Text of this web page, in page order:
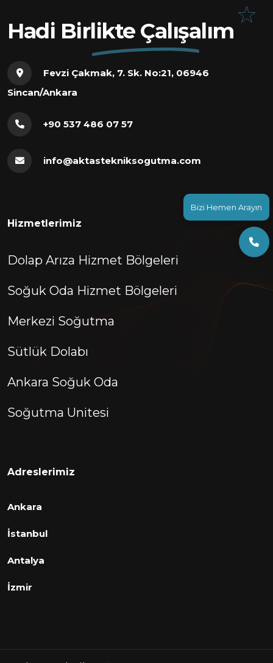
Bizi Hemen Arayın
Hadi Birlikte Çalışalım
Fevzi Çakmak, 7. Sk. No:21, 06946
Sincan/Ankara
+90 537 486 07 57
info@aktastekniksogutma.com
Hizmetlerimiz
Dolap Arıza Hizmet Bölgeleri
Soğuk Oda Hizmet Bölgeleri
Merkezi Soğutma
Sütlük Dolabı
Ankara Soğuk Oda
Soğutma Unitesi
Adreslerimiz
Ankara
İstanbul
Antalya
İzmir